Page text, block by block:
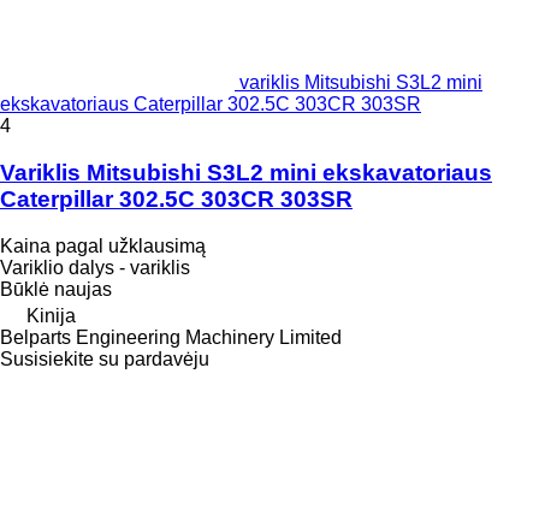
variklis Mitsubishi S3L2 mini
ekskavatoriaus Caterpillar 302.5C 303CR 303SR
4
Variklis Mitsubishi S3L2 mini ekskavatoriaus
Caterpillar 302.5C 303CR 303SR
Kaina pagal užklausimą
Variklio dalys - variklis
Būklė naujas
Kinija
Belparts Engineering Machinery Limited
Susisiekite su pardavėju